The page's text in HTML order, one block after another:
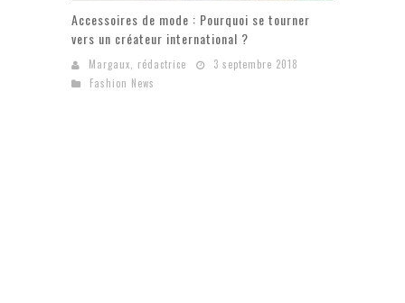
Accessoires de mode : Pourquoi se tourner
vers un créateur international ?
Margaux, rédactrice
3 septembre 2018
Fashion News